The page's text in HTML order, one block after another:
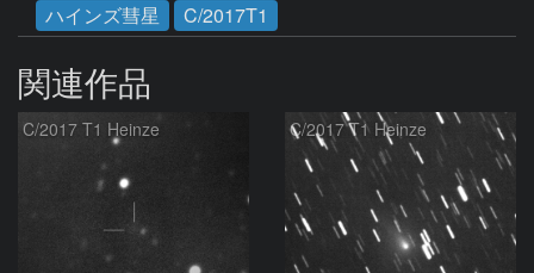
ハインズ彗星
C/2017T1
関連作品
C/2017 T1 Heinze C/2017 T1 Heinze